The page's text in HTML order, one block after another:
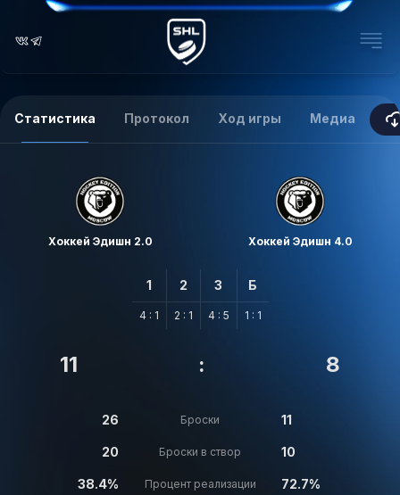
Статистика Протокол Ход игры Медиа
Хоккей Эдишн 2.0 Хоккей Эдишн 4.0
1
4 : 1
2
2 : 1
3
4 : 5
Б
1 : 1
11 : 8
26 Броски 11
20 Броски в створ 10
38.4% Процент реализации 72.7%